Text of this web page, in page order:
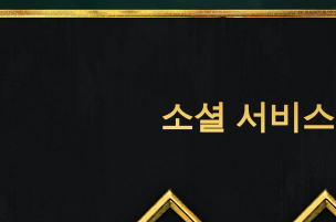
소셜 서비스